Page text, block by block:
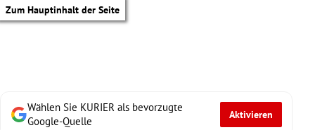
Zum Hauptinhalt der Seite
Wählen Sie KURIER als bevorzugte
Google-Quelle
Aktivieren